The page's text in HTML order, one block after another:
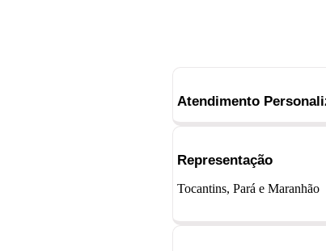
Atendimento
Representação
Tocantins, Pará e Maranhão